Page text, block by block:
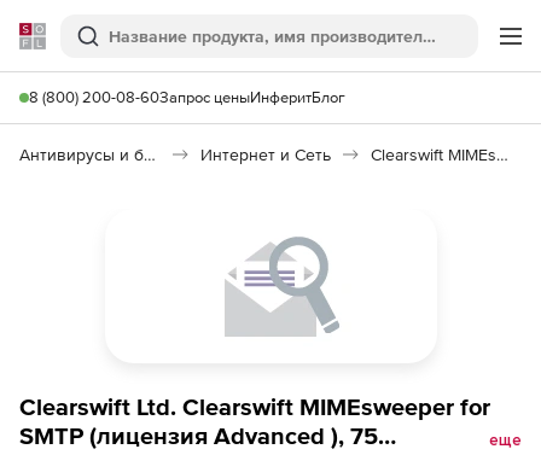
Softline
Поиск
8 (800) 200-08-60Запрос ценыИнферитБлог
Антивирусы и безопасность Интернет и Сеть Clearswift MIMEsweeper for SMTP
Clearswift Ltd. Clearswift MIMEsweeper for
SMTP (лицензия Advanced ), 75
еще